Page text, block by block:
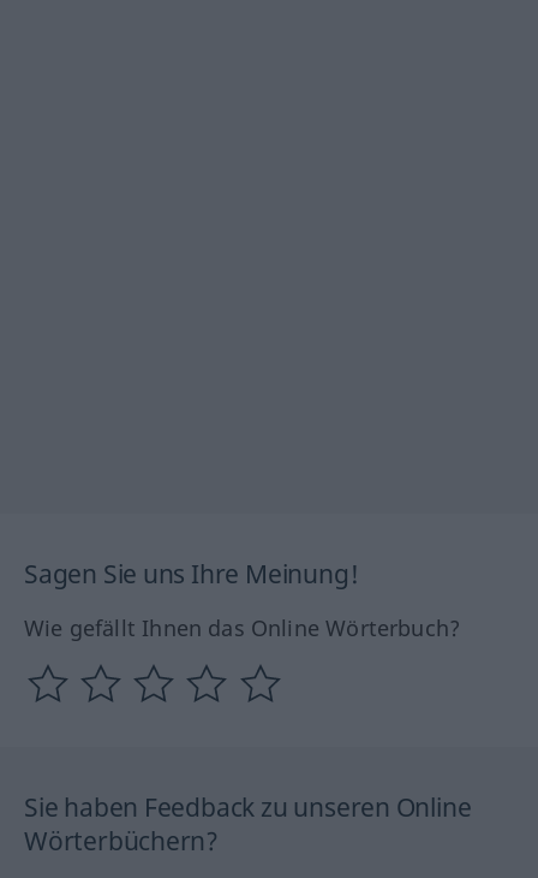
Sagen Sie uns Ihre Meinung!
Wie gefällt Ihnen das Online Wörterbuch?
Sie haben Feedback zu unseren Online
Wörterbüchern?